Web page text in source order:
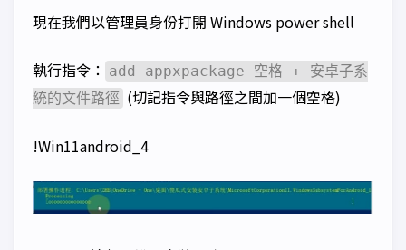
現在我們以管理員身份打開 Windows power shell
執行指令： add-appxpackage 空格 + 安卓子系
統的文件路徑 (切記指令與路徑之間加一個空格)
!Win11android_4